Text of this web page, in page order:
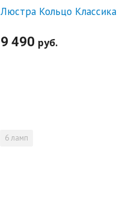
Люстра Кольцо Классика
9 490 руб.
6 ламп